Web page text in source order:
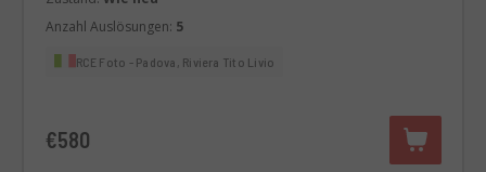
Anzahl Auslösungen: 5
RCE Foto - Padova, Riviera Tito Livio
€580